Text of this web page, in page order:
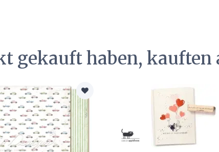
gekauft haben, kauften